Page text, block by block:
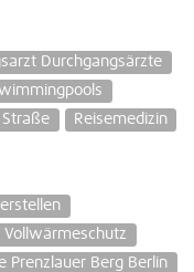
Durchgangsärzte
Straße
Reisemedizin
Vollwärmeschutz
Prenzlauer Berg Berlin